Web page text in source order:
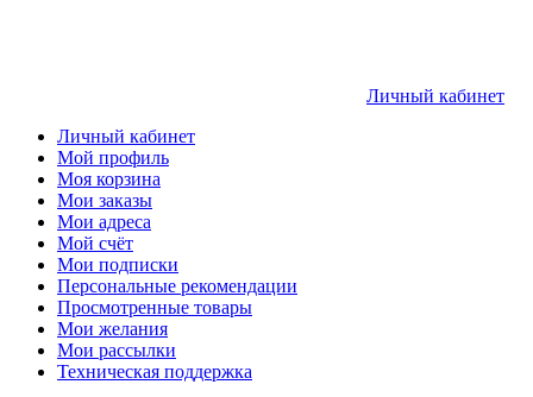
Личный кабинет
Личный кабинет
Мой профиль
Моя корзина
Мои заказы
Мои адреса
Мой счёт
Мои подписки
Персональные рекомендации
Просмотренные товары
Мои желания
Мои рассылки
Техническая поддержка